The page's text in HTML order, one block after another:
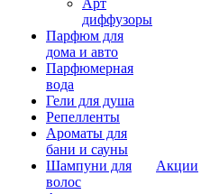
Арт
диффузоры
Парфюм для
дома и авто
Парфюмерная
вода
Гели для душа
Репелленты
Ароматы для
бани и сауны
Шампуни для
волос
Акции